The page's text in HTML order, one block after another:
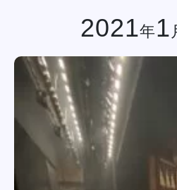
2021年1
学校紹介
学科・専攻